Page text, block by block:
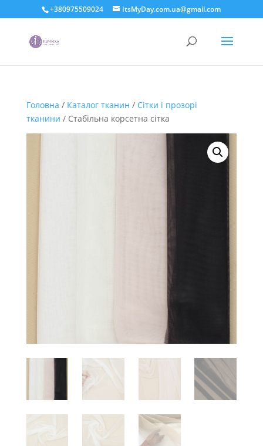
+380975509024 ItsMyDay.com.ua@gmail.com
Головна / Каталог тканин / Сітки і прозорі
тканини / Стабільна корсетна сітка